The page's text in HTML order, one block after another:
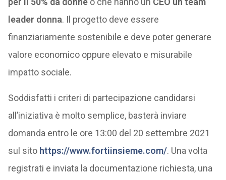
leader donna. Il progetto deve essere
finanziariamente sostenibile e deve poter generare
valore economico oppure elevato e misurabile
impatto sociale.
Soddisfatti i criteri di partecipazione candidarsi
all’iniziativa è molto semplice, basterà inviare
domanda entro le ore 13:00 del 20 settembre 2021
sul sito https://www.fortiinsieme.com/. Una volta
registrati e inviata la documentazione richiesta, una